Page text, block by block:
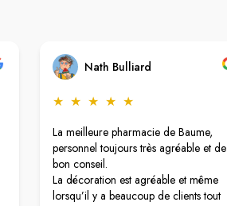
Nath Bulliard
★ ★ ★ ★ ★
La meilleure pharmacie de Baume,
personnel toujours très agréable et de
bon conseil.
La décoration est agréable et même
lorsqu’il y a beaucoup de clients tout